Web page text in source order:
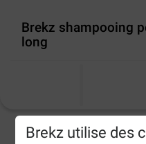
Brekz utilise des
Brekz shampooing
long
2-5 jours